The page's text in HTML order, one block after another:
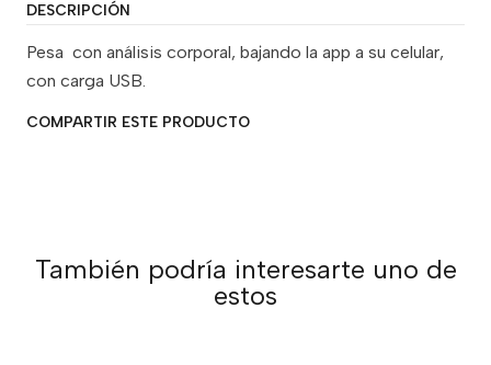
DESCRIPCIÓN
Pesa con análisis corporal, bajando la app a su celular,
con carga USB.
COMPARTIR ESTE PRODUCTO
También podría interesarte uno de
estos